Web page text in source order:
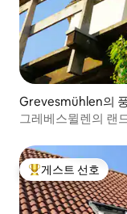
Grevesmühlen의
그레베스뮐렌의 랜
상위 게스트 선호
게스트 선호